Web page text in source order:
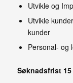
Utvikle og
Utvikle
kunder
Personal- og
Søknadsfrist